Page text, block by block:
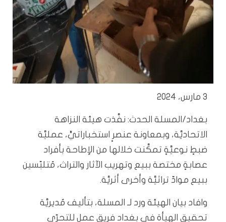
3 مارس، 2024
بغداد/المسلة الحدث: نفَّذت هيئة النزاهة
الاتحاديَّة، وبمعاونة عنصرٍ استخباراتيٍّ، عمليَّة
ضبطٍ نوعيَّةٍ تمكَّنت خلالها من الإطاحة بأفراد
عصابةٍ مختصة ببيع وتهريب الآثار والتراث، مُتلبّسين
ببيع موادّ تراثيَّة وأخرى أثريَّة.
وافاد بيان الهيئة ورد لـ المسلة، بتأليف مُديريَّة
تحقيق الهيأة في بغداد فريق عملٍ للتحرّي